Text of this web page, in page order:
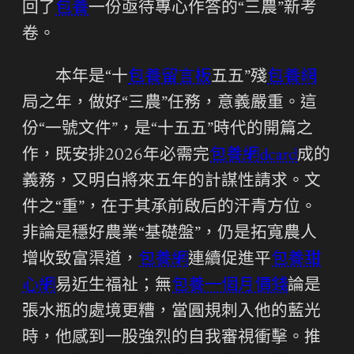
回了 包養一份亟待專心作答的“三農”新考
卷。
本年是“十包養留言板五五”殘包養網
局之年，做好“三農”任務，意義嚴重。這
份“一號文件”，是“十五五”時代的開篇之
作，既安排2026年必需完包養網dcard成的
義務，又明白將來五年的計謀性請求。文
件之“重”，在于其承前啟后的汗青方位。
非論是穩好農業“基礎盤”，仍是拓寬農人
增收致富渠道， 包養網連續促進平包養甜
心網易近生福祉；無包養一個月價錢論是
張水瓶的處境更糟，當圓規刺入他的藍光
時，他感到一股強烈的自我審視衝擊。推